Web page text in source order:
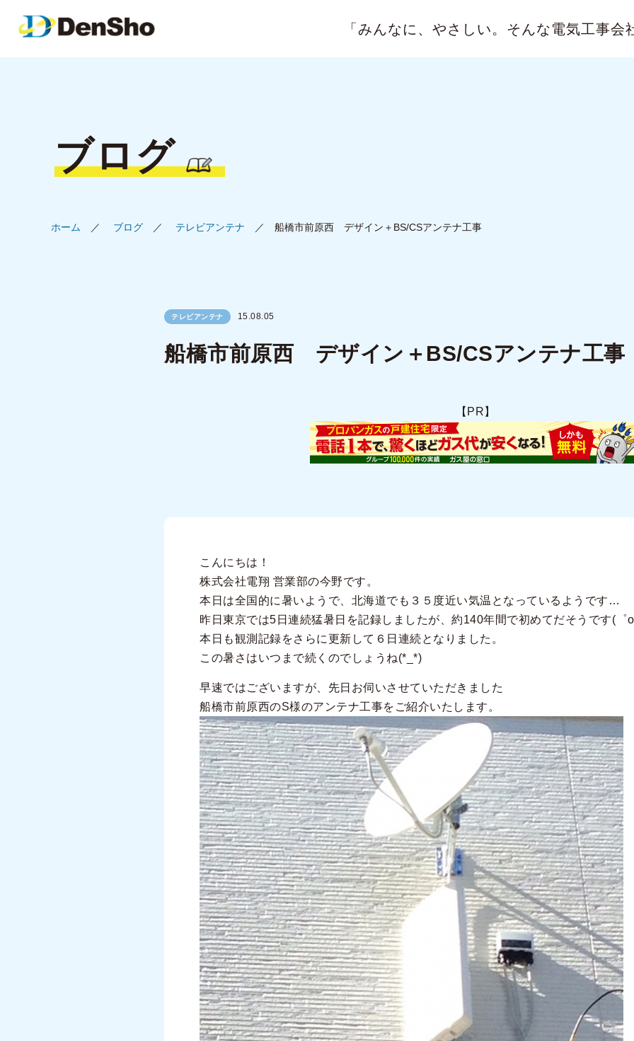
「みんなに、やさしい。 そんな電気工事会
ブログ
ホーム ブログ テレビアンテナ 船橋市前原西 デザイン＋BS/CSアンテナ工事
テレビアンテナ 15.08.05
船橋市前原西 デザイン＋BS/CSアンテナ工事
【PR】
こんにちは！
株式会社電翔 営業部の今野です。
本日は全国的に暑いようで、北海道でも３５度近い気温となっているようです…
昨日東京では5日連続猛暑日を記録しましたが、約140年間で初めてだそうです(゜
本日も観測記録をさらに更新して６日連続となりました。
この暑さはいつまで続くのでしょうね(*_*)
早速ではございますが、先日お伺いさせていただきました
船橋市前原西のS様のアンテナ工事をご紹介いたします。